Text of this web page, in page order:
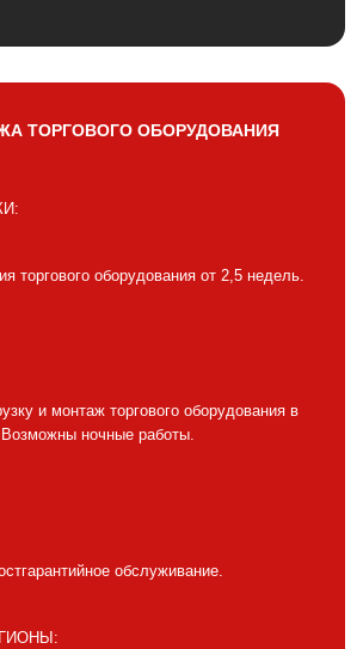
ТОРГОВОГО ОБОРУДОВАНИЯ
торгового оборудования от 2,5 недель.
и монтаж торгового оборудования в
ночные работы.
обслуживание.